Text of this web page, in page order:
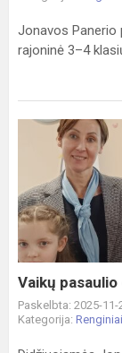
Jonavos Panerio
rajoninė 3–4
Vaikų
pasaulio
enciklopedija
Vaikų
Paskelbta: 2025-11-
Kategorija: Renginiai